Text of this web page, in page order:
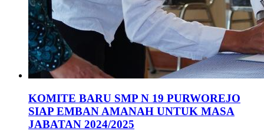
KOMITE BARU SMP N 19 PURWOREJO
SIAP EMBAN AMANAH UNTUK MASA
JABATAN 2024/2025